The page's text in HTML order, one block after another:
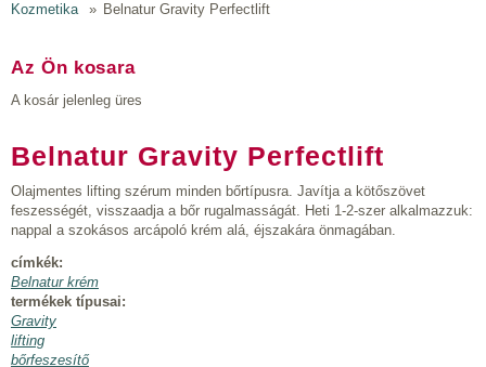
Kozmetika » Belnatur Gravity Perfectlift
Az Ön kosara
A kosár jelenleg üres
Belnatur Gravity Perfectlift
Olajmentes lifting szérum minden bőrtípusra. Javítja a kötőszövet
feszességét, visszaadja a bőr rugalmasságát. Heti 1-2-szer alkalmazzuk:
nappal a szokásos arcápoló krém alá, éjszakára önmagában.
címkék:
Belnatur krém
termékek típusai:
Gravity
lifting
bőrfeszesítő